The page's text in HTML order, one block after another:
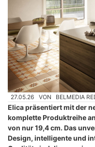
27.05.26 VON BELMEDIA
Elica präsentiert mit der
komplette Produktreihe
von nur 19,4 cm. Das
Design, intelligente und